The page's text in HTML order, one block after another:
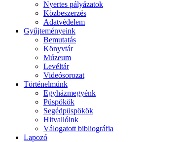
Nyertes pályázatok
Közbeszerzés
Adatvédelem
Gyűjteményeink
Bemutatás
Könyvtár
Múzeum
Levéltár
Videósorozat
Történelmünk
Egyházmegyénk
Püspökök
Segédpüspökök
Hitvallóink
Válogatott bibliográfia
Lapozó